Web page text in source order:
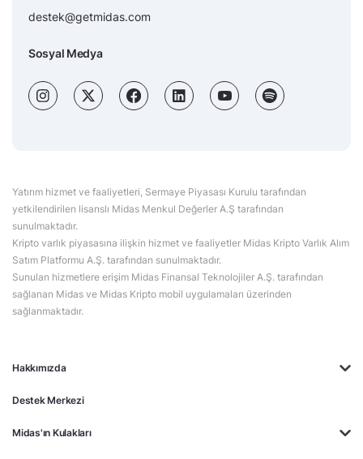
Hakkımızda
Destek Merkezi
Midas'ın Kulakları
destek@getmidas.com
Sosyal Medya
Yatırım hizmet ve faaliyetleri, Sermaye Piyasası Kurulu tarafından
yetkilendirilen lisanslı Midas Menkul Değerler A.Ş tarafından
sunulmaktadır.
Kripto varlık piyasasına ilişkin hizmet ve faaliyetler Midas Kripto Varlık Alım
Satım Platformu A.Ş. tarafından sunulmaktadır.
Sunulan hizmetlere erişim Midas Finansal Teknolojiler A.Ş. tarafından
sağlanan Midas ve Midas Kripto mobil uygulamaları üzerinden
sağlanmaktadır.